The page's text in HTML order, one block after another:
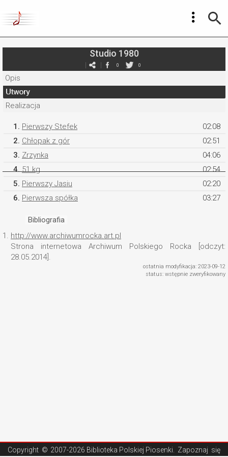
Studio 1980
0 0
Opis
Utwory
Realizacja
1. Pierwszy Stefek
02:08
2. Chłopak z gór
02:51
3. Zrzynka
04:06
4. 51 kg
02:54
5. Pierwszy Jasiu
02:20
6. Pierwsza spółka 03:27
Bibliografia
1. http://www.archiwumrocka.art.pl
Strona internetowa Archiwum Polskiego Rocka [odczyt:
28.05.2014].
ostatnia modyfikacja: 2023-09-12
status: wstępnie zweryfikowany
Copyright © 2007-2026 Biblioteka Polskiej Piosenki . Zapoznaj się